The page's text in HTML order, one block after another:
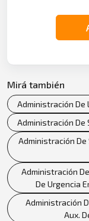
Mirá también
Administración De
Administración De
Administración
Administración
De Urgencia
Administración
Aux.